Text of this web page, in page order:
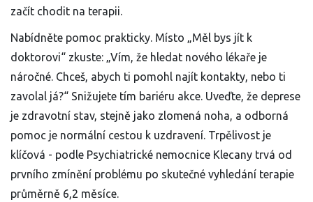
začít chodit na terapii.
Nabídněte pomoc prakticky. Místo „Měl bys jít k
doktorovi“ zkuste: „Vím, že hledat nového lékaře je
náročné. Chceš, abych ti pomohl najít kontakty, nebo ti
zavolal já?“ Snižujete tím bariéru akce. Uveďte, že deprese
je zdravotní stav, stejně jako zlomená noha, a odborná
pomoc je normální cestou k uzdravení. Trpělivost je
klíčová - podle Psychiatrické nemocnice Klecany trvá od
prvního zmínění problému po skutečné vyhledání terapie
průměrně 6,2 měsíce.